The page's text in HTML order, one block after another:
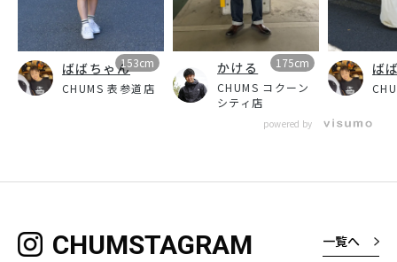
CHUMS 表参道店
ばばちゃん153cm
CHUMS コクーン
シティ店
かける
175cm
ば
powered by
CHUMSTAGRAM 一覧へ